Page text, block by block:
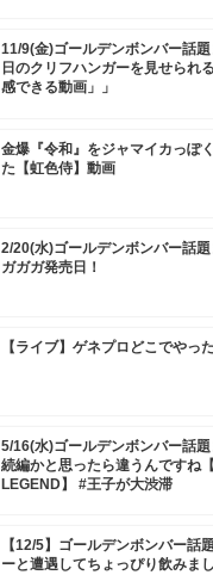
11/9(金)ゴールデンボンバー話
日のクリフハンガーを見せられ
感できる動画」」
金爆『令和』をジャマイカっぽ
た【虹色侍】動画
2/20(水)ゴールデンボンバー話
ガガガ発売日！
【ライブ】ゲネプロどこでやっ
5/16(水)ゴールデンボンバー話
続編かと思ったら違うんですね
LEGEND】 #王子が大渋滞
【12/5】ゴールデンボンバー話
ーと遭遇してちょっぴり飲みま